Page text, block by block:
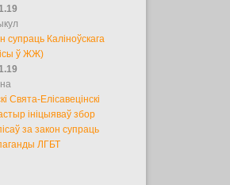
супраць Каліноўскага
ў ЖЖ)
Свята-Елісавецінскі
ініцыяваў збор
за закон супраць
ЛГБТ